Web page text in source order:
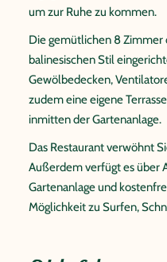
um zur Ruhe zu kommen.
Die gemütlichen 8 Zimmer
balinesischen Stil
Gewölbedecken,
zudem eine eigene
inmitten der Gartenanlage.
Das Restaurant verwöhnt
Außerdem verfügt es über
Gartenanlage und
Möglichkeit zu Surfen,